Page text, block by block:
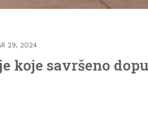
29, 2024
koje savršeno